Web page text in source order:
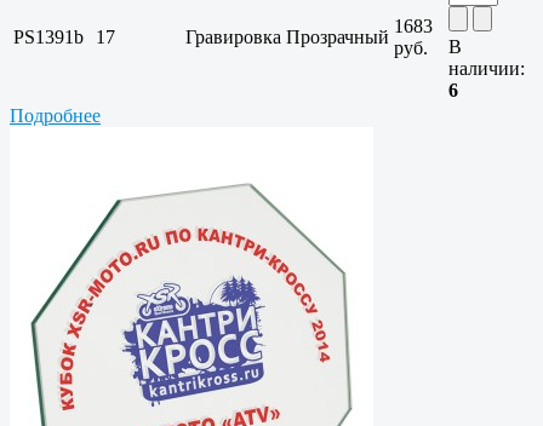
PS1391b 17 Гравировка Прозрачный
1683
руб.
В
наличии:
6
Подробнее